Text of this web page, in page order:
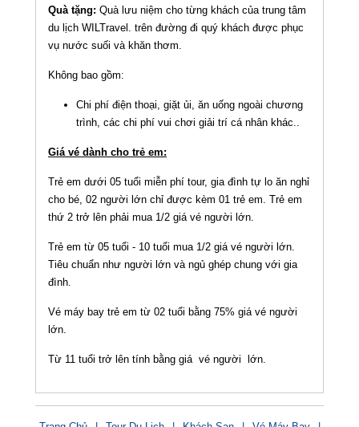
Quà tặng: Quà lưu niệm cho từng khách của trung tâm
du lịch WILTravel. trên đường đi quý khách được phục
vụ nước suối và khăn thơm.
Không bao gồm:
Chi phí điện thoại, giặt ủi, ăn uống ngoài chương
trình, các chi phí vui chơi giải trí cá nhân khác..
Giá vé dành cho trẻ em:
Trẻ em dưới 05 tuổi miễn phí tour, gia đình tự lo ăn nghỉ
cho bé, 02 người lớn chỉ được kèm 01 trẻ em. Trẻ em
thứ 2 trở lên phải mua 1/2 giá vé người lớn.
Trẻ em từ 05 tuổi - 10 tuổi mua 1/2 giá vé người lớn.
Tiêu chuẩn như người lớn và ngủ ghép chung với gia
đình.
Vé máy bay trẻ em từ 02 tuổi bằng 75% giá vé người
lớn.
Từ 11 tuổi trở lên tính bằng giá vé người lớn.